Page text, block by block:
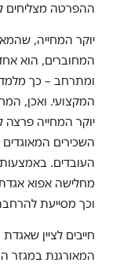
ההפרטה מצליחים
יוקר המחייה,
המחוברים, הוא אחד
ומתרחב – כך
השכירים
העובדים. באמצעות
מחלישה אפוא
וכך מסייעת
חייבים לציין
המאורגנת במגזר